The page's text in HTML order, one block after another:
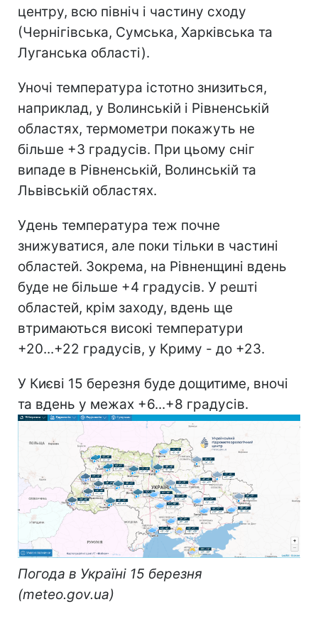
центру, всю північ і частину сходу
(Чернігівська, Сумська, Харківська та
Луганська області).
Уночі температура істотно знизиться,
наприклад, у Волинській і Рівненській
областях, термометри покажуть не
більше +3 градусів. При цьому сніг
випаде в Рівненській, Волинській та
Львівській областях.
Удень температура теж почне
знижуватися, але поки тільки в частині
областей. Зокрема, на Рівненщині вдень
буде не більше +4 градусів. У решті
областей, крім заходу, вдень ще
втримаються високі температури
+20...+22 градусів, у Криму - до +23.
У Києві 15 березня буде дощитиме, вночі
та вдень у межах +6...+8 градусів.
Погода в Україні 15 березня
(meteo.gov.ua)